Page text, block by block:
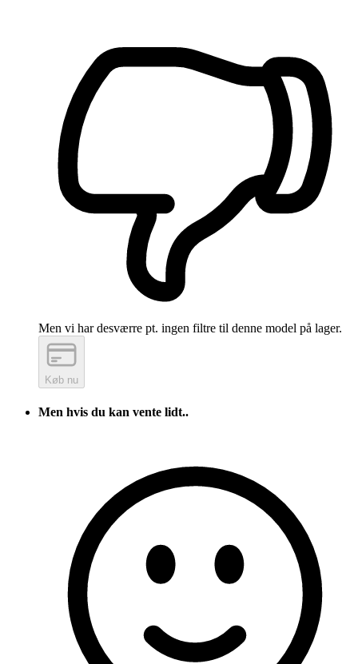
Men vi har desværre pt. ingen filtre til denne model på lager.
Køb nu
Men hvis du kan vente lidt..